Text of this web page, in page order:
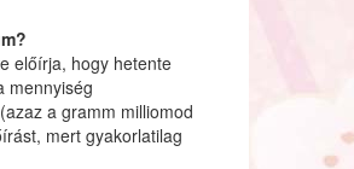
előírja, hogy hetente
mennyiség
a gramm milliomod
mert gyakorlatilag